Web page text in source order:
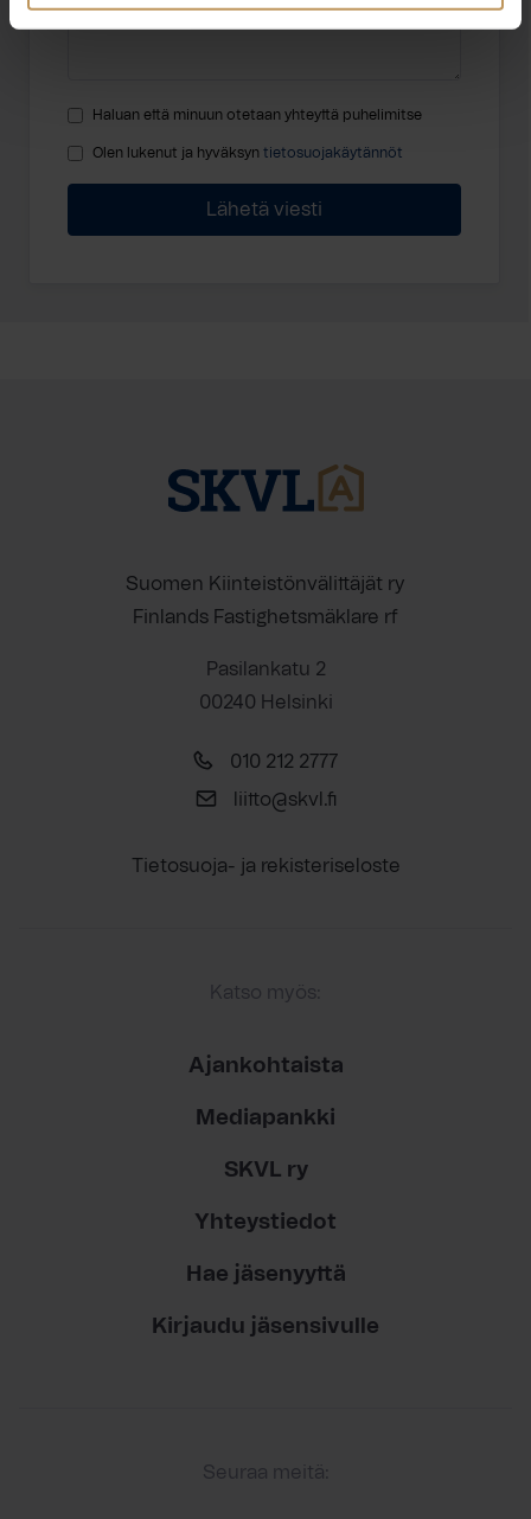
Haluan että minuun otetaan yhteyttä puhelimitse
Olen lukenut ja hyväksyn tietosuojakäytännöt
Suomen Kiinteistönvälittäjät ry
Finlands Fastighetsmäklare rf
Pasilankatu 2
00240 Helsinki
010 212 2777
liitto@skvl.fi
Tietosuoja- ja rekisteriseloste
Katso myös:
Ajankohtaista
Mediapankki
SKVL ry
Yhteystiedot
Hae jäsenyyttä
Kirjaudu jäsensivulle
Seuraa meitä: